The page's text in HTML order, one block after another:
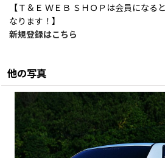
【Ｔ＆Ｅ ＷＥＢ ＳＨＯＰは会員になる
なります！】
新規登録はこちら
他の写真